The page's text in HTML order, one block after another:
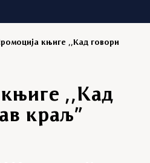
књиге ,,Кад говори
,,Кад
краљ”